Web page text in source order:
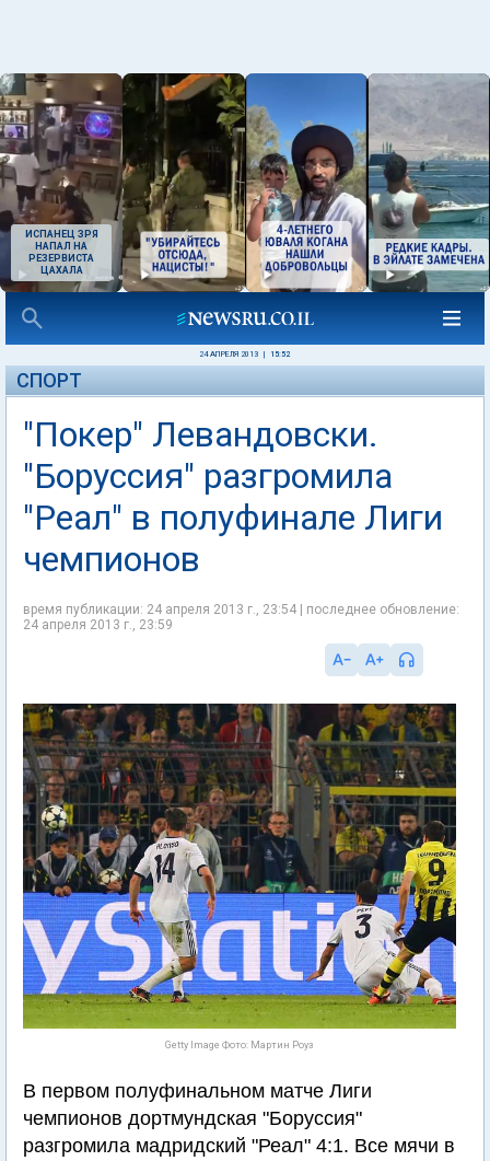
ИСПАНЕЦ ЗРЯ
НАПАЛ НА
РЕЗЕРВИСТА
ЦАХАЛА
24 АПРЕЛЯ 2013 15:52
СПОРТ
"Покер" Левандовски.
"Боруссия" разгромила
"Реал" в полуфинале Лиги
чемпионов
время публикации: 24 апреля 2013 г., 23:54 | последнее обновление:
24 апреля 2013 г., 23:59
Getty Image Фото: Мартин Роуз
В первом полуфинальном матче Лиги
чемпионов дортмундская "Боруссия"
разгромила мадридский "Реал" 4:1. Все мячи в